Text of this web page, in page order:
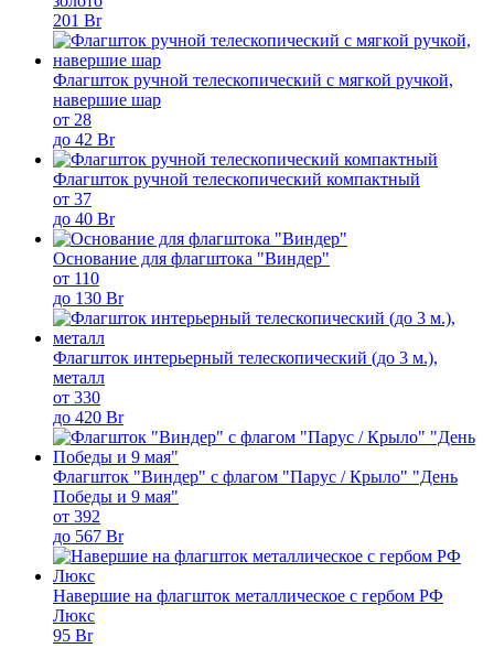
201 Br
Флагшток ручной телескопический с мягкой ручкой,
навершие шар
от 28
до 42 Br
Флагшток ручной телескопический компактный
от 37
до 40 Br
Основание для флагштока "Виндер"
от 110
до 130 Br
Флагшток интерьерный телескопический (до 3 м.),
металл
от 330
до 420 Br
Флагшток "Виндер" с флагом "Парус / Крыло" "День
Победы и 9 мая"
от 392
до 567 Br
Навершие на флагшток металлическое с гербом РФ
Люкс
95 Br